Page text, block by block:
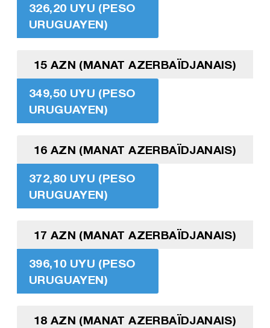
326,20 UYU (PESO
URUGUAYEN)
15 AZN (MANAT AZERBAÏDJANAIS)
349,50 UYU (PESO
URUGUAYEN)
16 AZN (MANAT AZERBAÏDJANAIS)
372,80 UYU (PESO
URUGUAYEN)
17 AZN (MANAT AZERBAÏDJANAIS)
396,10 UYU (PESO
URUGUAYEN)
18 AZN (MANAT AZERBAÏDJANAIS)